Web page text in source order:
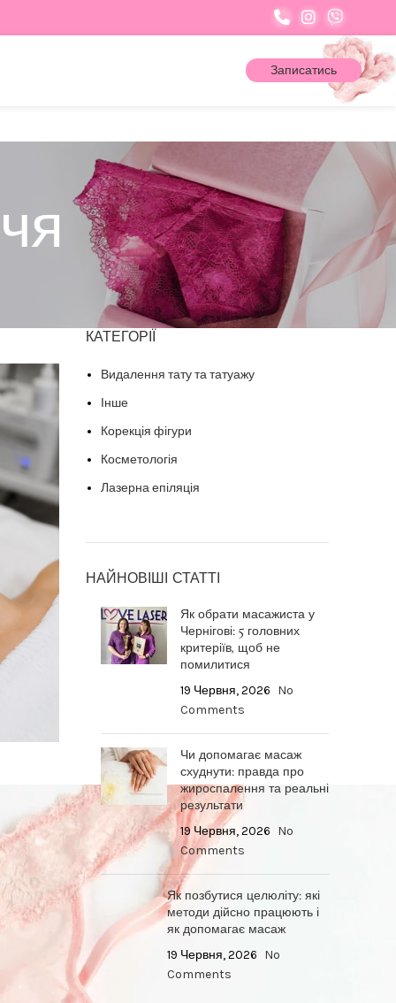
Записатись
КАТЕГОРІЇ
Видалення тату та татуажу
Інше
Корекція фігури
Косметологія
Лазерна епіляція
НАЙНОВІШІ СТАТТІ
Як обрати масажиста у
Чернігові: 5 головних
критеріїв, щоб не
помилитися
19 Червня, 2026 No
Comments
Чи допомагає масаж
схуднути: правда про
жироспалення та реальні
результати
19 Червня, 2026 No
Comments
Як позбутися целюліту: які
методи дійсно працюють і
як допомагає масаж
19 Червня, 2026 No
Comments